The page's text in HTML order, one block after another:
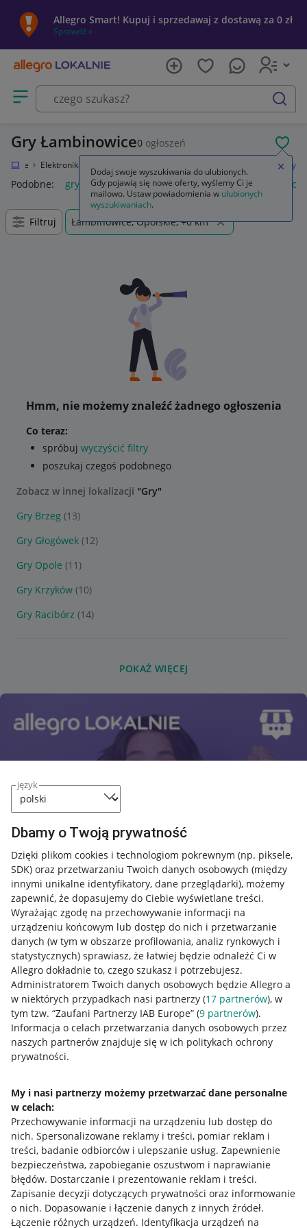
język
Dbamy o Twoją prywatność
Dzięki plikom cookies i technologiom pokrewnym (np. piksele,
SDK) oraz przetwarzaniu Twoich danych osobowych (między
innymi unikalne identyfikatory, dane przeglądarki), możemy
zapewnić, że dopasujemy do Ciebie wyświetlane treści.
Wyrażając zgodę na przechowywanie informacji na
urządzeniu końcowym lub dostęp do nich i przetwarzanie
danych (w tym w obszarze profilowania, analiz rynkowych i
statystycznych) sprawiasz, że łatwiej będzie odnaleźć Ci w
Allegro dokładnie to, czego szukasz i potrzebujesz.
Administratorem Twoich danych osobowych będzie Allegro a
w niektórych przypadkach nasi partnerzy (17 partnerów), w
tym tzw. “Zaufani Partnerzy IAB Europe” (9 partnerów).
Informacja o celach przetwarzania danych osobowych przez
naszych partnerów znajduje się w ich politykach ochrony
prywatności.
My i nasi partnerzy możemy przetwarzać dane personalne
w celach:
Przechowywanie informacji na urządzeniu lub dostęp do
nich. Spersonalizowane reklamy i treści, pomiar reklam i
treści, badanie odbiorców i ulepszanie usług. Zapewnienie
bezpieczeństwa, zapobieganie oszustwom i naprawianie
błędów. Dostarczanie i prezentowanie reklam i treści.
Zapisanie decyzji dotyczących prywatności oraz informowanie
o nich. Dopasowanie i łączenie danych z innych źródeł.
Łączenie różnych urządzeń. Identyfikacja urządzeń na
Allegro Smart! Kupuj i sprzedawaj z dostawą za 0 zł
Sprawdź »
Otwórz menu z kategoriami
szukaj
Gry Łambinowice0 ogłoszeń
Elektronika Gry
Podobne: gry gry ps5 gry ps4 karty do gry gry
Filtruj Łambinowice, Opolskie, +0 km
Hmm, nie możemy znaleźć żadnego ogłoszenia
Co teraz:
spróbuj wyczyścić filtry
poszukaj czegoś podobnego
Zobacz w innej lokalizacji "Gry"
Gry Brzeg (13)
Gry Głogówek (12)
Gry Opole (11)
Gry Krzyków (10)
Gry Racibórz (14)
POKAŻ WIĘCEJ
Przydatne informacje
Jak to działa
Napisz do nas
Allegro Gadane dla sprzedających
Mapa miejscowości
Informacje prawne
Regulamin
Polityka plików "cookies"
Ustawienia plików "cookies"
Dodaj swoje wyszukiwania do ulubionych.
Gdy pojawią się nowe oferty, wyślemy Ci je
mailowo. Ustaw powiadomienia w ulubionych
wyszukiwaniach.